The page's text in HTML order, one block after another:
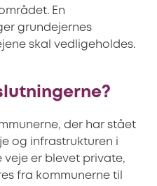
En
grundejernes
skal vedligeholdes.
der har stået
og infrastrukturen i
veje er blevet private,
fra kommunerne til